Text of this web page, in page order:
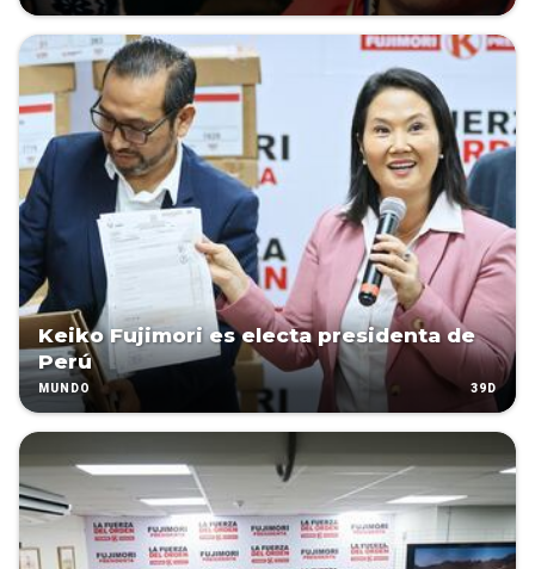
Keiko Fujimori es electa presidenta de
Perú
MUNDO 39D